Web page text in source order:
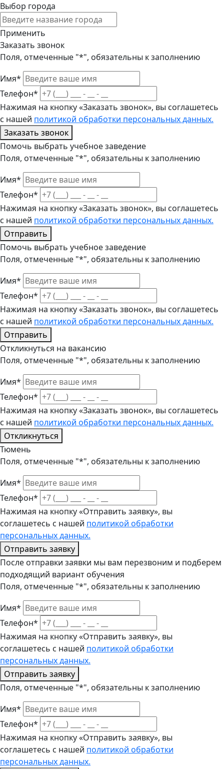
Выбор города
Применить
Заказать звонок
Поля, отмеченные "*", обязательны к заполнению
Имя*
Телефон*
Нажимая на кнопку «Заказать звонок», вы соглашетесь
с нашей политикой обработки персональных данных.
Заказать звонок
Помочь выбрать учебное заведение
Поля, отмеченные "*", обязательны к заполнению
Имя*
Телефон*
Нажимая на кнопку «Заказать звонок», вы соглашетесь
с нашей политикой обработки персональных данных.
Отправить
Помочь выбрать учебное заведение
Поля, отмеченные "*", обязательны к заполнению
Имя*
Телефон*
Нажимая на кнопку «Заказать звонок», вы соглашетесь
с нашей политикой обработки персональных данных.
Отправить
Откликнуться на вакансию
Поля, отмеченные "*", обязательны к заполнению
Имя*
Телефон*
Нажимая на кнопку «Заказать звонок», вы соглашетесь
с нашей политикой обработки персональных данных.
Откликнуться
Тюмень
Поля, отмеченные "*", обязательны к заполнению
Имя*
Телефон*
Нажимая на кнопку «Отправить заявку», вы
соглашетесь с нашей политикой обработки
персональных данных.
Отправить заявку
После отправки заявки мы вам перезвоним и подберем
подходящий вариант обучения
Поля, отмеченные "*", обязательны к заполнению
Имя*
Телефон*
Нажимая на кнопку «Отправить заявку», вы
соглашетесь с нашей политикой обработки
персональных данных.
Отправить заявку
Поля, отмеченные "*", обязательны к заполнению
Имя*
Телефон*
Нажимая на кнопку «Отправить заявку», вы
соглашетесь с нашей политикой обработки
персональных данных.